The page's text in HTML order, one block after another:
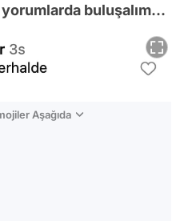
buluşalım...
Aşağıda